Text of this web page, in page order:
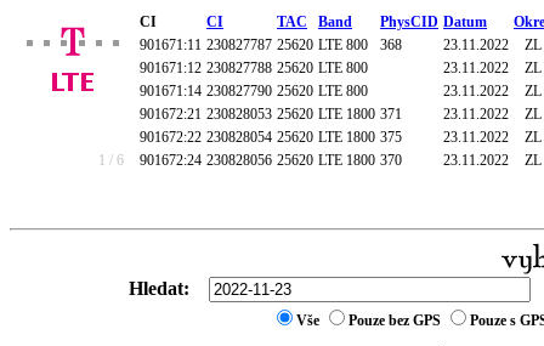
CI CI TAC Band PhysCID Datum
901671:11 230827787 25620 LTE 800 368 23.11.2022
ZL
901671:12 230827788 25620 LTE 800 23.11.2022
ZL
901671:14 230827790 25620 LTE 800 23.11.2022
ZL
901672:21 230828053 25620 LTE 1800 371 23.11.2022
ZL
901672:22 230828054 25620 LTE 1800 375 23.11.2022
ZL
1 / 6
901672:24 230828056 25620 LTE 1800 370 23.11.2022 ZL
Hledat:
Vše Pouze bez GPS Pouze s